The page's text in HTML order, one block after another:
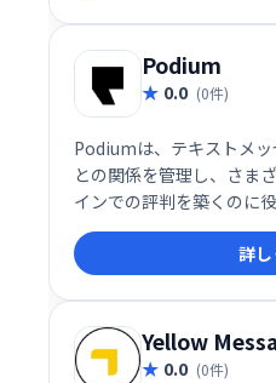
Podium
0.0 (0件)
Podiumは、テキストメ
との関係を管理し、さま
インでの評判を築くのに
ームです。
詳
Yellow
0.0 (0件)